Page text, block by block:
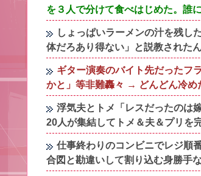
を３人で分けて食べはじめた。誰
しょっぱいラーメンの汁を残
体だろあり得ない」と説教された
ギター演奏のバイト先だったフ
かと」等非難轟々 → どんどん冷
浮気夫とトメ「レスだったのは
20人が集結してトメ＆夫＆プリを
仕事終わりのコンビニでレジ順
合図と勘違いして割り込む身勝手